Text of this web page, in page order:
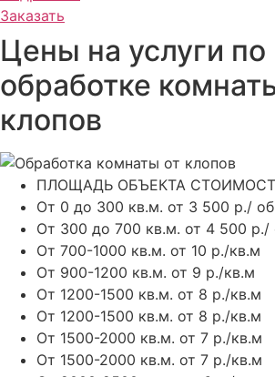
шторами, вещами и большим
Поэтому вопрос «сколько стоит
клопов» нельзя оценивать только по
Что влияет на цену
Фактор
Площадь
комнаты
Чем больше
обработки.
Количество
мебели
Диваны, кровати,
увеличивают объём
Степень
заражения
При сильном заражении
тщательная обработка.
Заказать
Цены на услуги по
обработке
клопов
ПЛОЩАДЬ ОБЪЕКТА
От 0 до 300 кв.м. от 3 500 р./
От 300 до 700 кв.м. от 4 500 р./
От 700-1000 кв.м. от 10 р./кв.м
От 900-1200 кв.м. от 9 р./кв.м
От 1200-1500 кв.м. от 8 р./кв.м
От 1200-1500 кв.м. от 8 р./кв.м
От 1500-2000 кв.м. от 7 р./кв.м
От 1500-2000 кв.м. от 7 р./кв.м